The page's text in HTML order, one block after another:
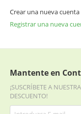
Crear una nueva
Registrar una nueva
Mantente en
¡SUSCRÍBETE A
DESCUENTO!